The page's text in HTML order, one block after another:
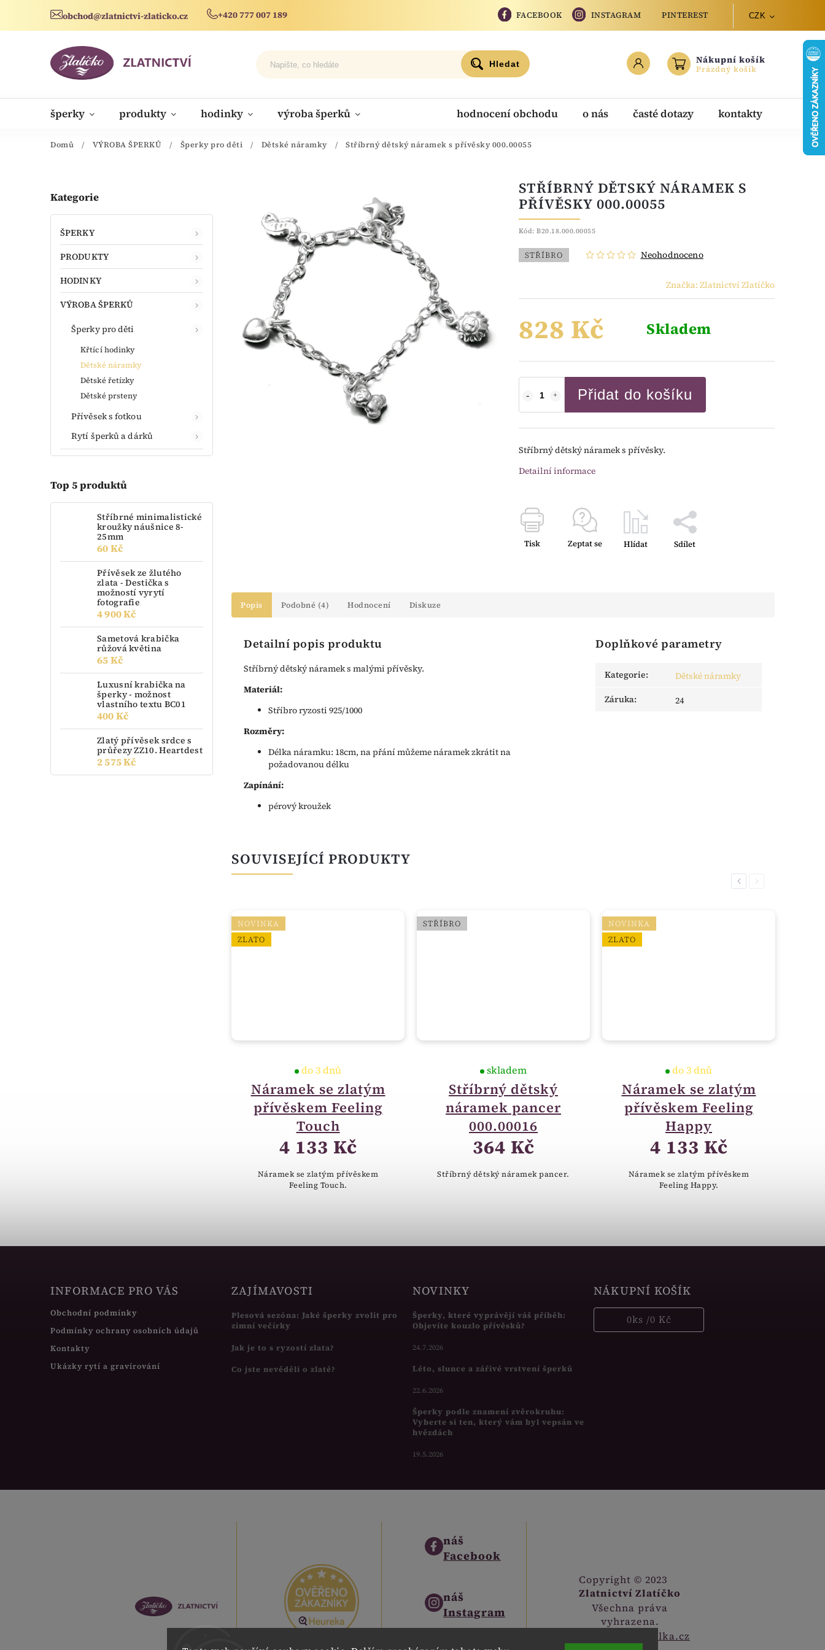
obchod@zlatnictvi-zlaticko.cz +420 777 007 189 FACEBOOK INSTAGRAM PINTEREST CZK
Hledat Nákupní košík
Prázdný košík
šperky produkty hodinky výroba šperků hodnocení obchodu o nás časté dotazy kontakty
novinky
Domů / VÝROBA ŠPERKŮ / Šperky pro děti / Dětské náramky / Stříbrný dětský náramek s přívěsky 000.00055
Kategorie
ŠPERKY
PRODUKTY
HODINKY
VÝROBA ŠPERKŮ
Šperky pro děti
Křtící hodinky
Dětské náramky
Dětské řetízky
Dětské prsteny
Přívěsek s fotkou
Rytí šperků a dárků
Top 5 produktů
Stříbrné minimalistické
kroužky náušnice 8-
25mm
60 Kč
Přívěsek ze žlutého
zlata - Destička s
možností vyrytí
fotografie
4 900 Kč
Sametová krabička
růžová květina
65 Kč
Luxusní krabička na
šperky - možnost
vlastního textu BC01
400 Kč
Zlatý přívěsek srdce s
průřezy ZZ10. Heartdest
2 575 Kč
STŘÍBRNÝ DĚTSKÝ NÁRAMEK S
PŘÍVĚSKY 000.00055
Kód: B20.18.000.00055
STŘÍBRO Neohodnoceno
Značka: Zlatnictví Zlatíčko
828 Kč Skladem
Přidat do košíku
Stříbrný dětský náramek s přívěsky.
Detailní informace
Tisk Zeptat se Hlídat Sdílet
Popis Podobné (4) Hodnocení Diskuze
Detailní popis produktu
Stříbrný dětský náramek s malými přívěsky.
Materiál:
Stříbro ryzosti 925/1000
Rozměry:
Délka náramku: 18cm, na přání můžeme náramek zkrátit na
požadovanou délku
Zapínání:
pérový kroužek
Doplňkové parametry
Kategorie:
Dětské náramky
Záruka: 24
SOUVISEJÍCÍ PRODUKTY
Previous
NOVINKA
ZLATO
Náramek se zlatým
přívěskem Feeling
Touch
do 3 dnů
4 133 Kč
Náramek se zlatým přívěskem
Feeling Touch.
STŘÍBRO
Stříbrný dětský
náramek pancer
000.00016
skladem
364 Kč
Stříbrný dětský náramek pancer.
NOVINKA
ZLATO
Náramek se zlatým
přívěskem Feeling
Happy
do 3 dnů
4 133 Kč
Náramek se zlatým přívěskem
Feeling Happy.
Next
INFORMACE PRO VÁS
Obchodní podmínky
Podmínky ochrany osobních údajů
Kontakty
Ukázky rytí a gravírování
ZAJÍMAVOSTI
Plesová sezóna: Jaké šperky zvolit pro
zimní večírky
Jak je to s ryzostí zlata?
Co jste nevěděli o zlatě?
NOVINKY
Šperky, které vyprávějí váš příběh:
Objevíte kouzlo přívěsků?
24.7.2026
Léto, slunce a zářivé vrstvení šperků
22.6.2026
Šperky podle znamení zvěrokruhu:
Vyberte si ten, který vám byl vepsán ve
hvězdách
19.5.2026
NÁKUPNÍ KOŠÍK
0ks /0 Kč
náš
Facebook
náš
Instagram
Copyright © 2023
Zlatnictví Zlatíčko
Všechna práva
vyhrazena.
Digitalka.cz